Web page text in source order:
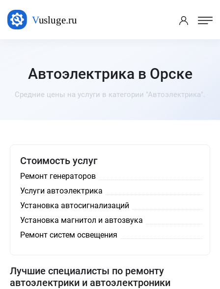
Автоэлектрика в Орске
Средние цены на услуги в категории "Автоэлектрика".
Стоимость услуг
Ремонт генераторов
Услуги автоэлектрика
Установка автосигнализаций
Установка магнитол и автозвука
Ремонт систем освещения
Лучшие специалисты по ремонту
автоэлектрики и автоэлектроники